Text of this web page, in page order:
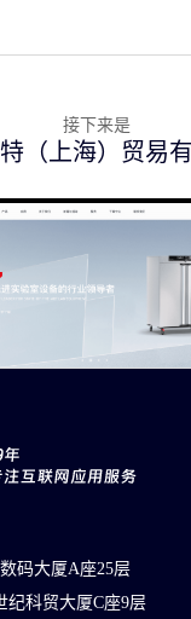
接下来是
（上海）贸易
码大厦A座25层
纪科贸大厦C座9层